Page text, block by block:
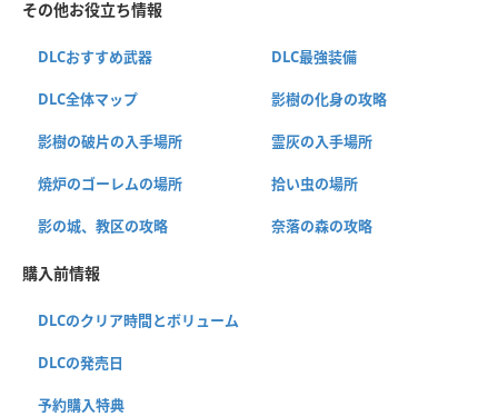
その他お役立ち情報
DLCおすすめ武器 DLC最強装備
DLC全体マップ 影樹の化身の攻略
影樹の破片の入手場所 霊灰の入手場所
焼炉のゴーレムの場所 拾い虫の場所
影の城、教区の攻略 奈落の森の攻略
購入前情報
DLCのクリア時間とボリューム
DLCの発売日
予約購入特典